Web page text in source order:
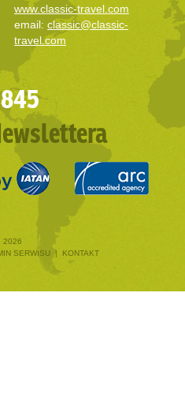
www.classic-travel.com
email: classic@classic-
travel.com
2026
SERWISU | KONTAKT